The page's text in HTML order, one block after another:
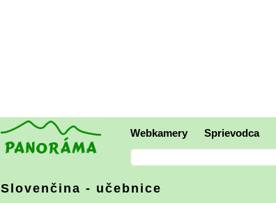
Webkamery Sprievodca
Slovenčina - učebnice